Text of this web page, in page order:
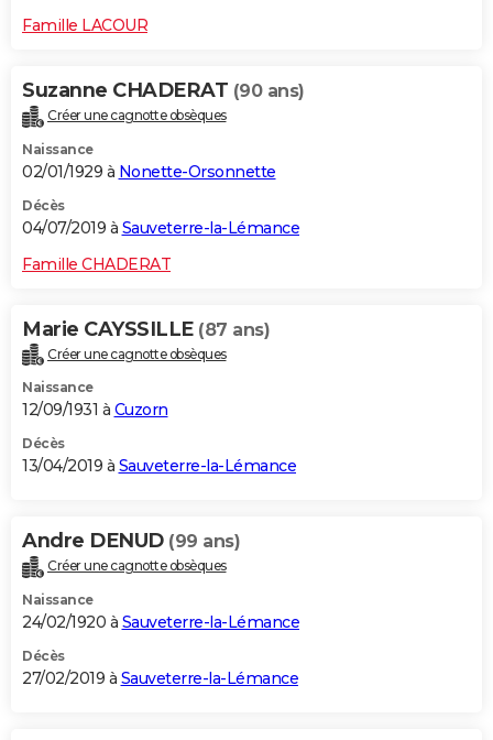
Famille LACOUR
Suzanne CHADERAT (90 ans)
Créer une cagnotte obsèques
Naissance
02/01/1929 à Nonette-Orsonnette
Décès
04/07/2019 à Sauveterre-la-Lémance
Famille CHADERAT
Marie CAYSSILLE (87 ans)
Créer une cagnotte obsèques
Naissance
12/09/1931 à Cuzorn
Décès
13/04/2019 à Sauveterre-la-Lémance
Andre DENUD (99 ans)
Créer une cagnotte obsèques
Naissance
24/02/1920 à Sauveterre-la-Lémance
Décès
27/02/2019 à Sauveterre-la-Lémance